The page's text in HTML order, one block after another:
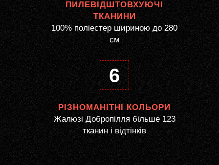
ПИЛЕВІДШТОВХУЮЧІ
ТКАНИНИ
100% поліестер шириною до 280
см
6
РІЗНОМАНІТНІ КОЛЬОРИ
Жалюзі Добропілля більше 123
тканин і відтінків